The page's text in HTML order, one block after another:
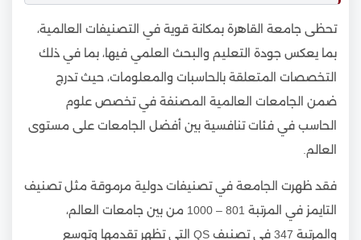
تحظى جامعة القاهرة بمكانة قوية في التصنيفات العالمية،
بما يعكس جودة التعليم والبحث العلمي فيها، بما في ذلك
التخصصات المتعلقة بالحاسبات والمعلومات، حيث تدرج
ضمن الجامعات العالمية المصنفة في تخصص علوم
الحاسب في فئات تنافسية بين أفضل الجامعات على مستوى
العالم.
فقد ظهرت الجامعة في تصنيفات دولية مرموقة مثل تصنيف
التايمز في المرتبة 801 – 1000 من بين جامعات العالم،
والمرتبة 347 في تصنيف QS التي تظهر تقدمها وتوسع